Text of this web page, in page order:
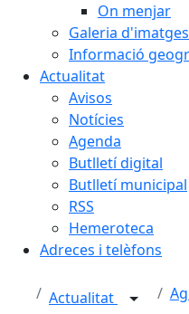
On menjar
Galeria
Informació
Actualitat
Avisos
Notícies
Agenda
Butlletí digital
Butlletí municipal
RSS
Hemeroteca
Adreces i telèfons
Actualitat